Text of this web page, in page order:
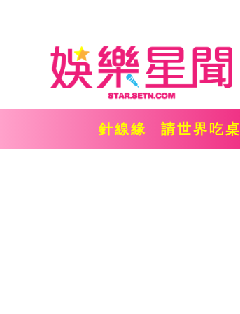
針線緣 請世界吃桌